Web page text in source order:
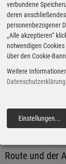
- A 10 Berliner
- A 99
In Österreich
Autobahn (A
Inntal-
13) betroffen.
Sanierung der
dem
Route und der
verbundene
deren
personenbezogener
„Alle akzeptieren“
notwendigen
über den Cookie-
Weitere
Datenschutzerklärung
Einstellungen...